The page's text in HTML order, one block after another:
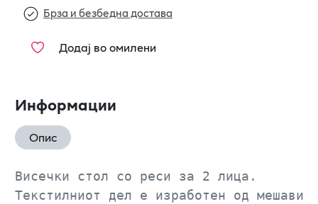
Брза и безбедна достава
Додај во омилени
Информации
Опис
Висечки стол со реси за 2 лица.
Текстилниот дел е изработен од